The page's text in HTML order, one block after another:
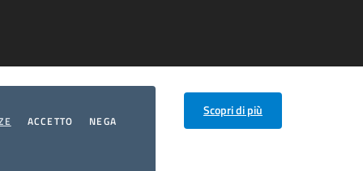
COOKIES
ACCETTO I COOKIES
NEGAI COOKIES
Scopri di più